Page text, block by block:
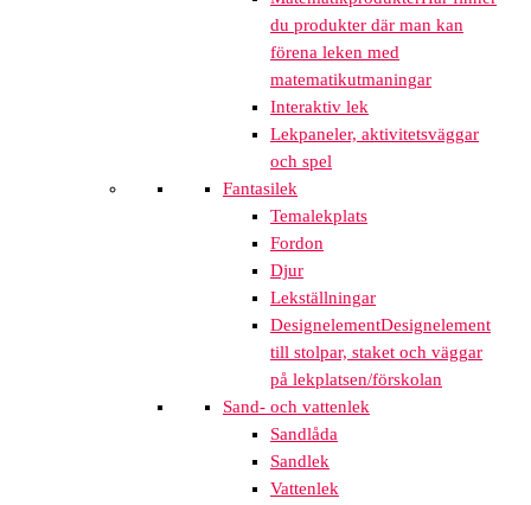
du produkter där man kan
förena leken med
matematikutmaningar
Interaktiv lek
Lekpaneler, aktivitetsväggar
och spel
Fantasilek
Temalekplats
Fordon
Djur
Lekställningar
DesignelementDesignelement
till stolpar, staket och väggar
på lekplatsen/förskolan
Sand- och vattenlek
Sandlåda
Sandlek
Vattenlek